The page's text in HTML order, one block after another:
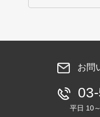
お問
平日 10